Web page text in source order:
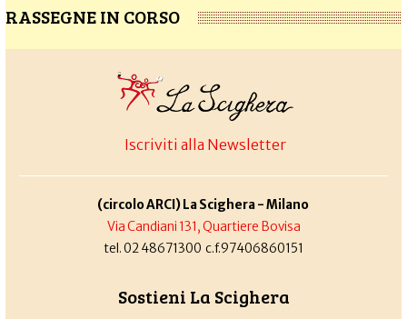
RASSEGNE IN CORSO
Iscriviti alla Newsletter
(circolo ARCI) La Scighera - Milano
Via Candiani 131, Quartiere Bovisa
tel. 02 48671300 c.f.97406860151
Sostieni La Scighera